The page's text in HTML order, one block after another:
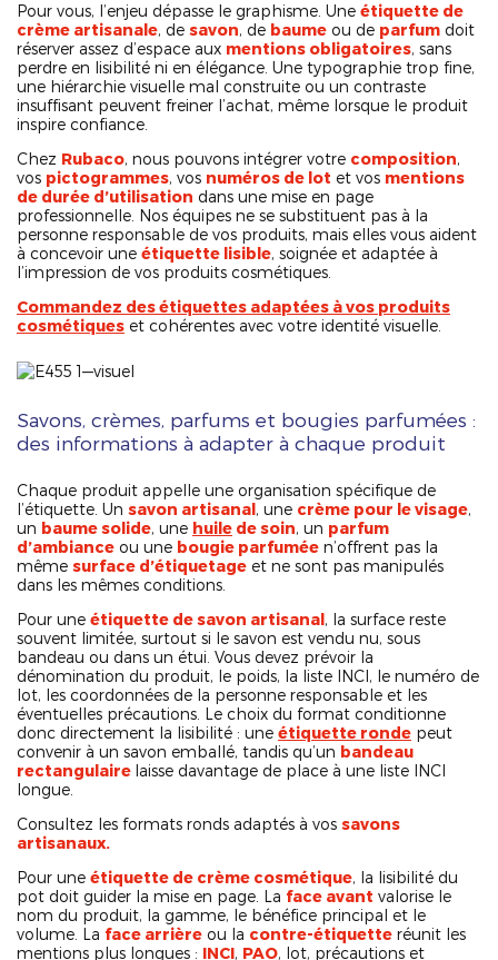
Pour vous, l’enjeu dépasse le graphisme. Une étiquette de
crème artisanale, de savon, de baume ou de parfum doit
réserver assez d’espace aux mentions obligatoires, sans
perdre en lisibilité ni en élégance. Une typographie trop fine,
une hiérarchie visuelle mal construite ou un contraste
insuffisant peuvent freiner l’achat, même lorsque le produit
inspire confiance.
Chez Rubaco, nous pouvons intégrer votre composition,
vos pictogrammes, vos numéros de lot et vos mentions
de durée d’utilisation dans une mise en page
professionnelle. Nos équipes ne se substituent pas à la
personne responsable de vos produits, mais elles vous aident
à concevoir une étiquette lisible, soignée et adaptée à
l’impression de vos produits cosmétiques.
Commandez des étiquettes adaptées à vos produits
cosmétiques et cohérentes avec votre identité visuelle.
Savons, crèmes, parfums et bougies parfumées :
des informations à adapter à chaque produit
Chaque produit appelle une organisation spécifique de
l’étiquette. Un savon artisanal, une crème pour le visage,
un baume solide, une huile de soin, un parfum
d’ambiance ou une bougie parfumée n’offrent pas la
même surface d’étiquetage et ne sont pas manipulés
dans les mêmes conditions.
Pour une étiquette de savon artisanal, la surface reste
souvent limitée, surtout si le savon est vendu nu, sous
bandeau ou dans un étui. Vous devez prévoir la
dénomination du produit, le poids, la liste INCI, le numéro de
lot, les coordonnées de la personne responsable et les
éventuelles précautions. Le choix du format conditionne
donc directement la lisibilité : une étiquette ronde peut
convenir à un savon emballé, tandis qu’un bandeau
rectangulaire laisse davantage de place à une liste INCI
longue.
Consultez les formats ronds adaptés à vos savons
artisanaux.
Pour une étiquette de crème cosmétique, la lisibilité du
pot doit guider la mise en page. La face avant valorise le
nom du produit, la gamme, le bénéfice principal et le
volume. La face arrière ou la contre-étiquette réunit les
mentions plus longues : INCI, PAO, lot, précautions et